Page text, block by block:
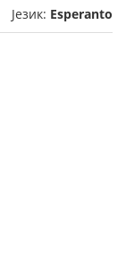
Језик: Esperanto